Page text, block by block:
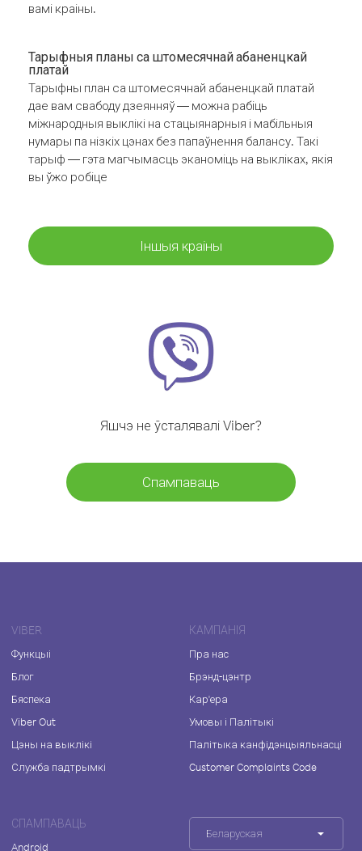
вамі краіны.
Тарыфныя планы са штомесячнай абаненцкай
платай
Тарыфны план са штомесячнай абаненцкай платай
дае вам свабоду дзеянняў — можна рабіць
міжнародныя выклікі на стацыянарныя і мабільныя
нумары па нізкіх цэнах без папаўнення балансу. Такі
тарыф — гэта магчымасць эканоміць на выкліках, якія
вы ўжо робіце
Іншыя краіны
Яшчэ не ўсталявалі Viber?
Спампаваць
VIBER
Функцыі
Блог
Бяспека
Viber Out
Цэны на выклікі
Служба падтрымкі
КАМПАНІЯ
Пра нас
Брэнд-цэнтр
Кар'ера
Умовы і Палітыкі
Палітыка канфідэнцыяльнасці
Customer Complaints Code
СПАМПАВАЦЬ
Android
Беларуская